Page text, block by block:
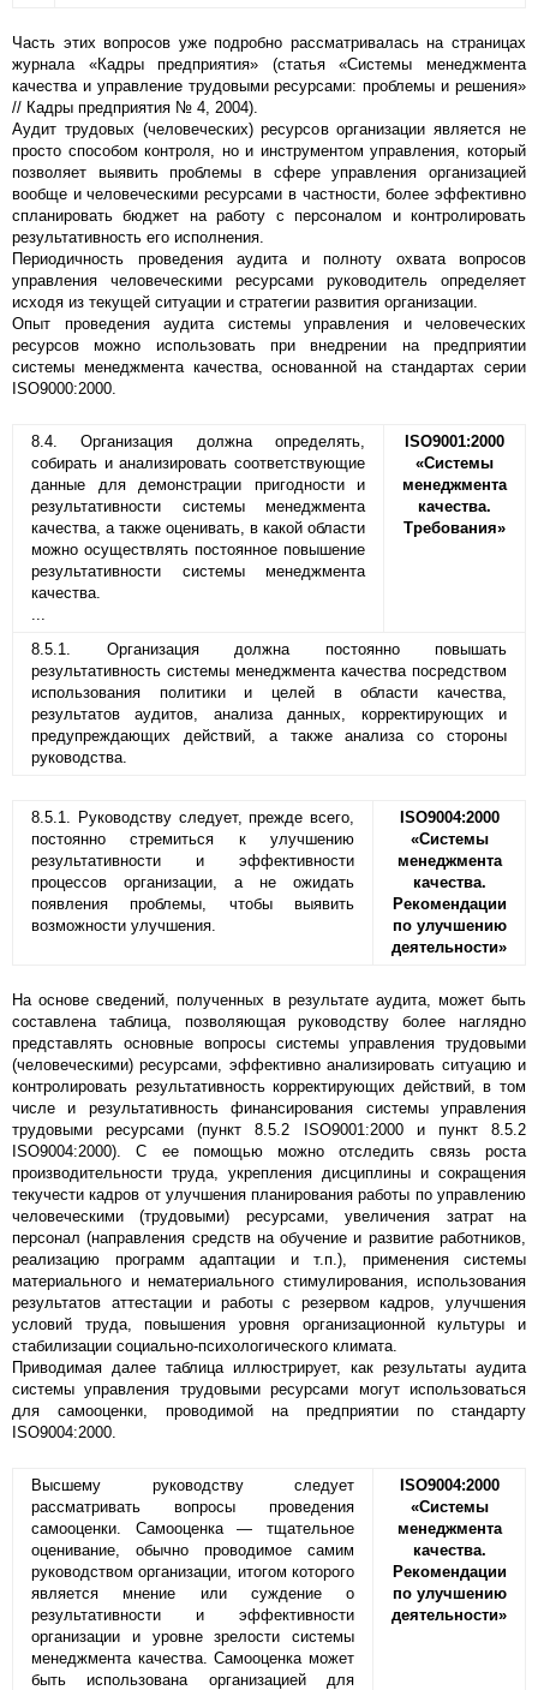
Часть этих вопросов уже подробно рассматривалась на страницах
журнала «Кадры предприятия» (статья «Системы менеджмента
качества и управление трудовыми ресурсами: проблемы и решения»
// Кадры предприятия № 4, 2004).
Аудит трудовых (человеческих) ресурсов организации является не
просто способом контроля, но и инструментом управления, который
позволяет выявить проблемы в сфере управления организацией
вообще и человеческими ресурсами в частности, более эффективно
спланировать бюджет на работу с персоналом и контролировать
результативность его исполнения.
Периодичность проведения аудита и полноту охвата вопросов
управления человеческими ресурсами руководитель определяет
исходя из текущей ситуации и стратегии развития организации.
Опыт проведения аудита системы управления и человеческих
ресурсов можно использовать при внедрении на предприятии
системы менеджмента качества, основанной на стандартах серии
ISO9000:2000.
8.4. Организация должна определять,
собирать и анализировать соответствующие
данные для демонстрации пригодности и
результативности системы менеджмента
качества, а также оценивать, в какой области
можно осуществлять постоянное повышение
результативности системы менеджмента
качества.
ISO9001:2000
«Системы
менеджмента
качества.
Требования»
8.5.1. Организация должна постоянно повышать
результативность системы менеджмента качества посредством
использования политики и целей в области качества,
результатов аудитов, анализа данных, корректирующих и
предупреждающих действий, а также анализа со стороны
руководства.
8.5.1. Руководству следует, прежде всего,
постоянно стремиться к улучшению
результативности и эффективности
процессов организации, а не ожидать
появления проблемы, чтобы выявить
возможности улучшения.
ISO9004:2000
«Системы
менеджмента
качества.
Рекомендации
по улучшению
деятельности»
На основе сведений, полученных в результате аудита, может быть
составлена таблица, позволяющая руководству более наглядно
представлять основные вопросы системы управления трудовыми
(человеческими) ресурсами, эффективно анализировать ситуацию и
контролировать результативность корректирующих действий, в том
числе и результативность финансирования системы управления
трудовыми ресурсами (пункт 8.5.2 ISO9001:2000 и пункт 8.5.2
ISO9004:2000). С ее помощью можно отследить связь роста
производительности труда, укрепления дисциплины и сокращения
текучести кадров от улучшения планирования работы по управлению
человеческими (трудовыми) ресурсами, увеличения затрат на
персонал (направления средств на обучение и развитие работников,
реализацию программ адаптации и т.п.), применения системы
материального и нематериального стимулирования, использования
результатов аттестации и работы с резервом кадров, улучшения
условий труда, повышения уровня организационной культуры и
стабилизации социально-психологического климата.
Приводимая далее таблица иллюстрирует, как результаты аудита
системы управления трудовыми ресурсами могут использоваться
для самооценки, проводимой на предприятии по стандарту
ISO9004:2000.
Высшему руководству следует
рассматривать вопросы проведения
самооценки. Самооценка — тщательное
оценивание, обычно проводимое самим
руководством организации, итогом которого
является мнение или суждение о
результативности и эффективности
организации и уровне зрелости системы
менеджмента качества. Самооценка может
быть использована организацией для
ISO9004:2000
«Системы
менеджмента
качества.
Рекомендации
по улучшению
деятельности»